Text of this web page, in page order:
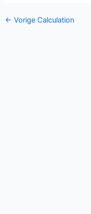
← Vorige Calculation